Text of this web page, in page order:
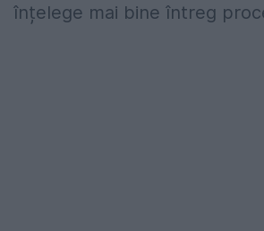
înțelege mai bine întreg